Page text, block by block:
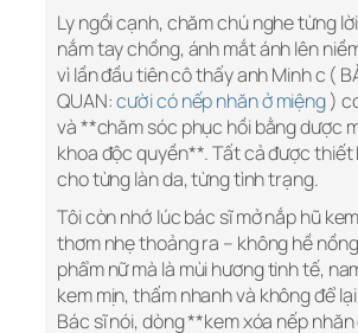
Ly ngồi cạnh, chăm chú nghe từng
nắm tay chồng, ánh mắt ánh lên
vì lần đầu tiên cô thấy anh Minh c (
QUAN:cười có nếp nhăn ở miệng)
và **chăm sóc phục hồi bằng dược
khoa độc quyền**. Tất cả được thiết
cho từng làn da, từng tình trạng.
Tôi còn nhớ lúc bác sĩ mở nắp hũ
thơm nhẹ thoảng ra – không hề
phẩm nữ mà là mùi hương tinh tế,
kem mịn, thấm nhanh và không để
Bác sĩ nói, dòng **kem xóa nếp